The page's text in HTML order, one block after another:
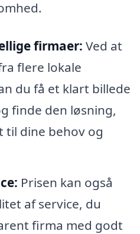
firmaer: Ved at
flere lokale
du få et klart billede
finde den løsning,
til dine behov og
Prisen kan også
af service, du
firma med godt